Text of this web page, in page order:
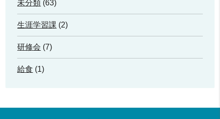
未分類 (63)
生涯学習課 (2)
研修会 (7)
給食 (1)